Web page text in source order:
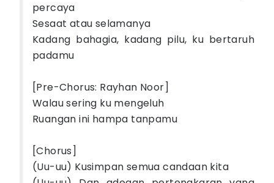
percaya
Sesaat atau selamanya
Kadang bahagia, kadang pilu, ku bertaruh
padamu
[Pre-Chorus: Rayhan Noor]
Walau sering ku mengeluh
Ruangan ini hampa tanpamu
[Chorus]
(Uu-uu) Kusimpan semua candaan kita